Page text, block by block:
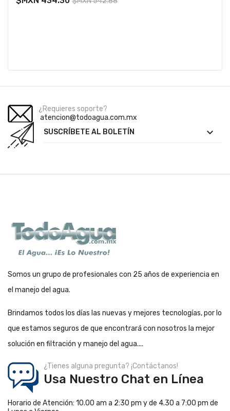
¿Requieres soporte?
atencion@todoagua.com.mx
SUSCRÍBETE AL BOLETÍN

Somos un grupo de profesionales con 25 años de experiencia en
el manejo del agua.
Brindamos todos los días las nuevas y mejores tecnologías, por lo
que estamos seguros de que encontrará con nosotros la mejor
solución en filtración y manejo del agua....
¿Tienes alguna pregunta? ¡Contáctanos!
Usa Nuestro Chat en Línea
Horario de Atención: 10.00 am a 2:30 pm y de 4.30 a 7:00 pm de